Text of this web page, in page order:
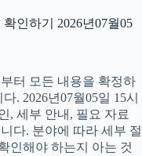
인하기 2026년07월05
터 모든 내용을 확정하
. 2026년07월05일 15시
, 세부 안내, 필요 자료
다. 분야에 따라 세부 절
인해야 하는지 아는 것